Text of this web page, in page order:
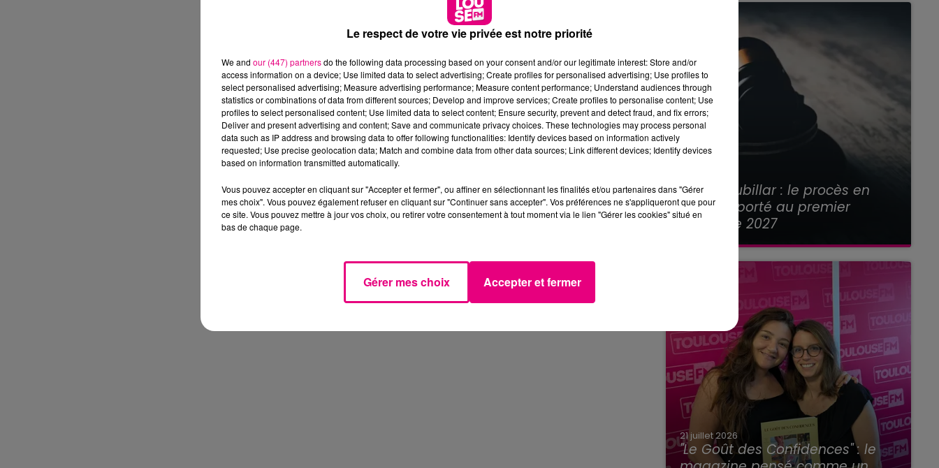
Affaire Jubillar : le procès en
appel reporté au premier
semestre 2027
21 juillet 2026
"Le Goût des Confidences" : le
Le respect de votre vie privée est notre priorité
We and our (447) partnersdo the following data processing based on your consent and/or our legitimate interest: Store and/or
access information on a device; Use limited data to select advertising; Create profiles for personalised advertising; Use profiles to
select personalised advertising; Measure advertising performance; Measure content performance; Understand audiences through
statistics or combinations of data from different sources; Develop and improve services; Create profiles to personalise content; Use
profiles to select personalised content; Use limited data to select content; Ensure security, prevent and detect fraud, and fix errors;
Deliver and present advertising and content; Save and communicate privacy choices. These technologies may process personal
data such as IP address and browsing data to offer following functionalities: Identify devices based on information actively
requested; Use precise geolocation data; Match and combine data from other data sources; Link different devices; Identify devices
based on information transmitted automatically.
Vous pouvez accepter en cliquant sur "Accepter et fermer", ou affiner en sélectionnant les finalités et/ou partenaires dans "Gérer
mes choix". Vous pouvez également refuser en cliquant sur "Continuer sans accepter". Vos préférences ne s'appliqueront que pour
ce site. Vous pouvez mettre à jour vos choix, ou retirer votre consentement à tout moment via le lien "Gérer les cookies" situé en
bas de chaque page.
Gérer mes choix Accepter et fermer